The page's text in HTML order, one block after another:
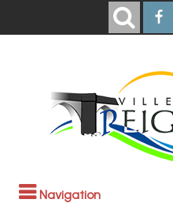
Navigation